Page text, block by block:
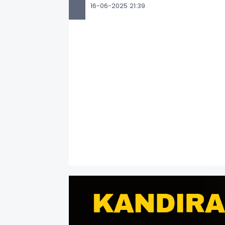
16-06-2025 21:39